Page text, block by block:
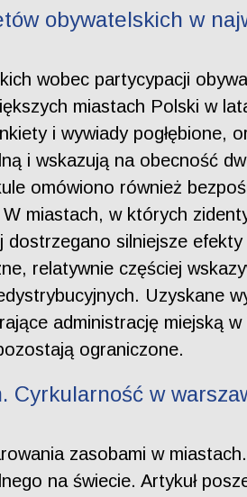
obywatelskich w
wobec partycypacji
miastach Polski w
i wywiady pogłębione,
i wskazują na obecność
omówiono również
miastach, w których
silniejsze
relatywnie częściej
Uzyskane
administrację miejską
ograniczone.
w
zasobami w
na świecie. Artykuł